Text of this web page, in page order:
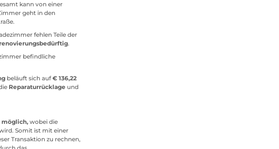
kann von einer
geht in den
fehlen Teile der
renovierungsbedürftig.
befindliche
beläuft sich auf€ 136,22
Reparaturrücklage und
wobei die
Somit ist mit einer
Transaktion zu rechnen,